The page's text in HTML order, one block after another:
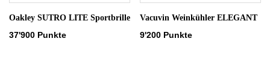
Oakley SUTRO LITE Sportbrille
37'900 Punkte
Vacuvin Weinkühler ELEGANT
9'200 Punkte